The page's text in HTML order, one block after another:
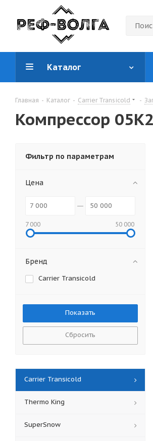
Каталог
Главная - Каталог - Carrier Transicold -
Компрессор 05K2
Фильтр по параметрам
Цена
7 000 50 000
Бренд
Carrier Transicold
Сбросить
Carrier Transicold
Thermo King
SuperSnow